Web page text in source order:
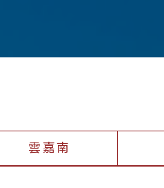
雲嘉南